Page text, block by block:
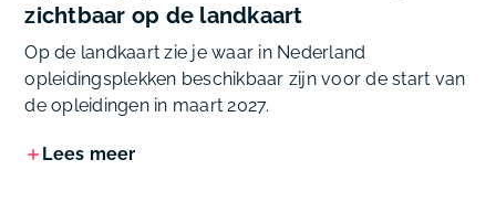
zichtbaar op de landkaart
Op de landkaart zie je waar in Nederland
opleidingsplekken beschikbaar zijn voor de start van
de opleidingen in maart 2027.
Lees meer